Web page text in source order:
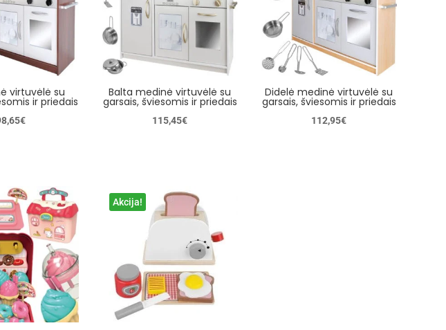
virtuvėlė su
ir priedais
€
Balta medinė virtuvėlė su
garsais, šviesomis ir priedais
115,45€
Didelė medinė virtuvėlė su
garsais, šviesomis ir priedais
112,95€
Akcija!